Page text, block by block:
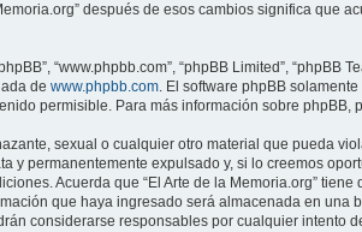
después de esos cambios significa que
“www.phpbb.com”, “phpBB Limited”, “phpBB
de www.phpbb.com. El software phpBB
permisible. Para más información sobre phpBB,
sexual o cualquier otro material que pueda
y permanentemente expulsado y, si lo creemos
Acuerda que “El Arte de la Memoria.org”
que haya ingresado será almacenada en una
considerarse responsables por cualquier intento